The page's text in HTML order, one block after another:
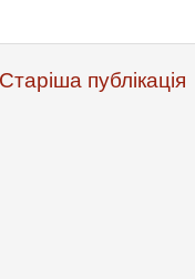
Старіша публікація